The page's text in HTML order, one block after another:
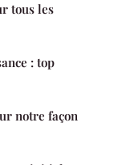
tous les
: top
notre façon